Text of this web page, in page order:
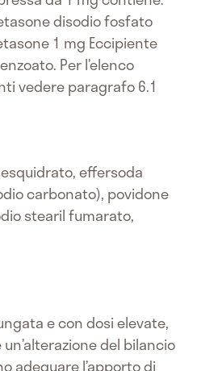
disodio fosfato
1 mg Eccipiente
Per l’elenco
vedere paragrafo 6.1
effersoda
carbonato), povidone
stearil fumarato,
e con dosi elevate,
del bilancio
adeguare l’apporto di